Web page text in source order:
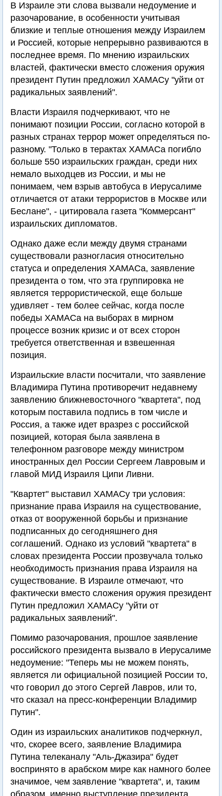
В Израиле эти слова вызвали недоумение и
разочарование, в особенности учитывая
близкие и теплые отношения между Израилем
и Россией, которые непрерывно развиваются в
последнее время. По мнению израильских
властей, фактически вместо сложения оружия
президент Путин предложил ХАМАСу "уйти от
радикальных заявлений".
Власти Израиля подчеркивают, что не
понимают позиции России, согласно которой в
разных странах террор может определяться по-
разному. "Только в терактах ХАМАСа погибло
больше 550 израильских граждан, среди них
немало выходцев из России, и мы не
понимаем, чем взрыв автобуса в Иерусалиме
отличается от атаки террористов в Москве или
Беслане", - цитировала газета "Коммерсант"
израильских дипломатов.
Однако даже если между двумя странами
существовали разногласия относительно
статуса и определения ХАМАСа, заявление
президента о том, что эта группировка не
является террористической, еще больше
удивляет - тем более сейчас, когда после
победы ХАМАСа на выборах в мирном
процессе возник кризис и от всех сторон
требуется ответственная и взвешенная
позиция.
Израильские власти посчитали, что заявление
Владимира Путина противоречит недавнему
заявлению ближневосточного "квартета", под
которым поставила подпись в том числе и
Россия, а также идет вразрез с российской
позицией, которая была заявлена в
телефонном разговоре между министром
иностранных дел России Сергеем Лавровым и
главой МИД Израиля Ципи Ливни.
"Квартет" выставил ХАМАСу три условия:
признание права Израиля на существование,
отказ от вооруженной борьбы и признание
подписанных до сегодняшнего дня
соглашений. Однако из условий "квартета" в
словах президента России прозвучала только
необходимость признания права Израиля на
существование. В Израиле отмечают, что
фактически вместо сложения оружия президент
Путин предложил ХАМАСу "уйти от
радикальных заявлений".
Помимо разочарования, прошлое заявление
российского президента вызвало в Иерусалиме
недоумение: "Теперь мы не можем понять,
является ли официальной позицией России то,
что говорил до этого Сергей Лавров, или то,
что сказал на пресс-конференции Владимир
Путин".
Один из израильских аналитиков подчеркнул,
что, скорее всего, заявление Владимира
Путина телеканалу "Аль-Джазира" будет
воспринято в арабском мире как намного более
значимое, чем заявление "квартета", и, таким
образом, именно выступление президента